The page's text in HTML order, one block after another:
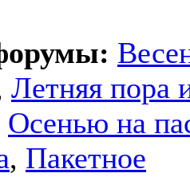
Летняя пора
Осенью на
, Пакетное